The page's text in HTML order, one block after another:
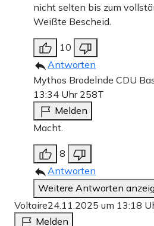
nicht selten bis zum
Weißte Bescheid.
10
Antworten
Mythos Brodelnde CDU
13:34 Uhr 258T
Melden
Macht.
8
Antworten
Weitere Antworten
Voltaire24.11.2025 um 13:18
Melden